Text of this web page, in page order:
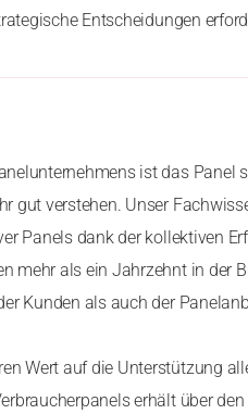
Entscheidungen
ist das Panel
gut verstehen. Unser
Panels dank der kollektiven
mehr als ein Jahrzehnt in der
Kunden als auch der
Wert auf die Unterstützung
erhält über